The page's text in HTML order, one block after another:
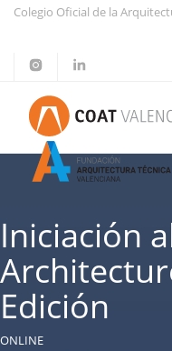
Colegio Oficial de la
Iniciación
Edición
ONLINE